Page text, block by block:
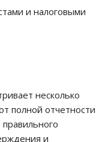
и налоговыми
несколько
полной отчетности
и